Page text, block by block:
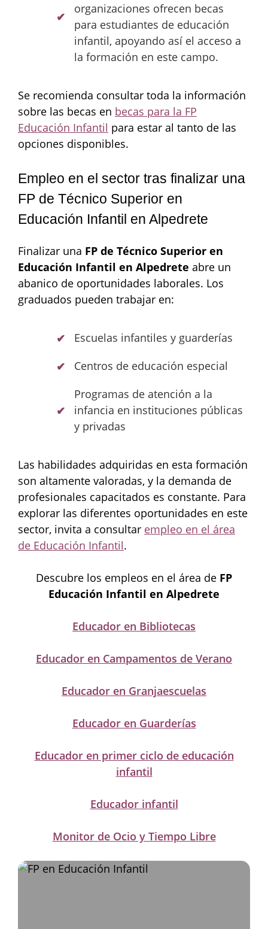
organizaciones ofrecen becas
para estudiantes de educación
infantil, apoyando así el acceso a
la formación en este campo.
Se recomienda consultar toda la información
sobre las becas en becas para la FP
Educación Infantil para estar al tanto de las
opciones disponibles.
Empleo en el sector tras finalizar una
FP de Técnico Superior en
Educación Infantil en Alpedrete
Finalizar una FP de Técnico Superior en
Educación Infantil en Alpedrete abre un
abanico de oportunidades laborales. Los
graduados pueden trabajar en:
Escuelas infantiles y guarderías
Centros de educación especial
Programas de atención a la
infancia en instituciones públicas
y privadas
Las habilidades adquiridas en esta formación
son altamente valoradas, y la demanda de
profesionales capacitados es constante. Para
explorar las diferentes oportunidades en este
sector, invita a consultar empleo en el área
de Educación Infantil.
Descubre los empleos en el área de FP
Educación Infantil en Alpedrete
Educador en Bibliotecas
Educador en Campamentos de Verano
Educador en Granjaescuelas
Educador en Guarderías
Educador en primer ciclo de educación
infantil
Educador infantil
Monitor de Ocio y Tiempo Libre